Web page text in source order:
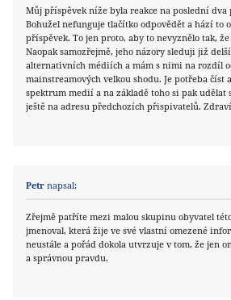
Můj příspěvek níže byla reakce na poslední dva
Bohužel nefunguje tlačítko odpovědět a hází to
příspěvek. To jen proto, aby to nevyznělo tak, že
Naopak samozřejmě, jeho názory sleduji již
alternativních médiích a mám s nimi na rozdíl
mainstreamových velkou shodu. Je potřeba číst
spektrum medií a na základě toho si pak udělat
ještě na adresu předchozích přispivatelů.
Petr napsal:
Zřejmě patříte mezi malou skupinu obyvatel
jmenoval, která žije ve své vlastní omezené
neustále a pořád dokola utvrzuje v tom, že jen
a správnou pravdu.